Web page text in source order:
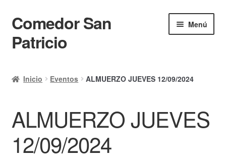
Ir
a
la
Ir
al
contenido
Comedor San
Patricio
Menú
Calendario
Mi cuenta
Ayuda Rapida
Finalizar compra
Inicio Eventos ALMUERZO JUEVES 12/09/2024
ALMUERZO JUEVES
12/09/2024